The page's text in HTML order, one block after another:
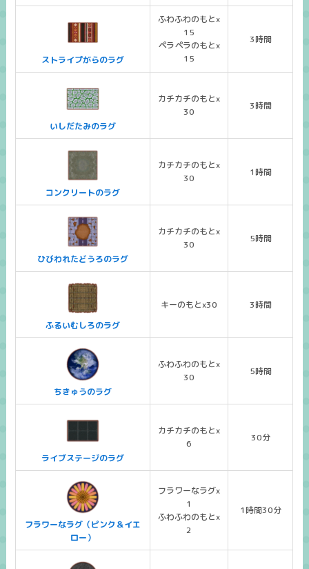
ストライプがらのラグ
ふわふわのもとx
15
ペラペラのもとx
15
3時間
いしだたみのラグ
カチカチのもとx
30
3時間
コンクリートのラグ
カチカチのもとx
30
1時間
ひびわれたどうろのラグ
カチカチのもとx
30
5時間
ふるいむしろのラグ
キーのもとx30 3時間
ちきゅうのラグ
ふわふわのもとx
30
5時間
ライブステージのラグ
カチカチのもとx
6
30分
フラワーなラグ（ピンク＆イエ
ロー）
フラワーなラグx
1
ふわふわのもとx
2
1時間30分